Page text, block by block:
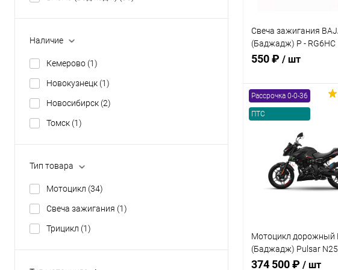
Наличие
Кемерово (1)
Новокузнецк (1)
Новосибирск (2)
Томск (1)
Тип товара
Мотоцикл (34)
Свеча зажигания (1)
Трицикл (1)
Свеча зажигания
(Баджадж) P - RG6HC
(боковая) (10х19мм.)
550 ₽ / шт
В корзину
Купить в 1
В избранное В
Рассрочка 0-0-36
ПТС
Мотоцикл дорожный
(Баджадж) Pulsar
чёрный с ПТС
374 500 ₽ / шт